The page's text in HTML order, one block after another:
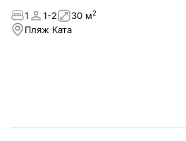
1 1-2 30 м2
Пляж Ката